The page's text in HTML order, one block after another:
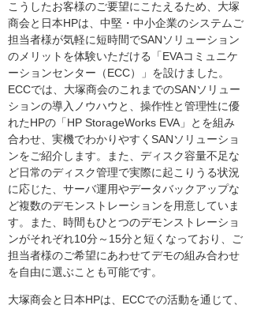
こうしたお客様のご要望にこたえるため、大塚
商会と日本HPは、中堅・中小企業のシステムご
担当者様が気軽に短時間でSANソリューション
のメリットを体験いただける「EVAコミュニケ
ーションセンター（ECC）」を設けました。
ECCでは、大塚商会のこれまでのSANソリュー
ションの導入ノウハウと、操作性と管理性に優
れたHPの「HP StorageWorks EVA」とを組み
合わせ、実機でわかりやすくSANソリューショ
ンをご紹介します。また、ディスク容量不足な
ど日常のディスク管理で実際に起こりうる状況
に応じた、サーバ運用やデータバックアップな
ど複数のデモンストレーションを用意していま
す。また、時間もひとつのデモンストレーショ
ンがそれぞれ10分～15分と短くなっており、ご
担当者様のご希望にあわせてデモの組み合わせ
を自由に選ぶことも可能です。
大塚商会と日本HPは、ECCでの活動を通じて、